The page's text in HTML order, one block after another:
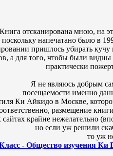
Книга отсканирована мною, на
поскольку напечатано было в
пришлось убирать
а для того, чтобы были
практически
Я не являюсь добрым
посещаемости именно
Ки Айкидо в Москве,
размещение книги
сайтах крайне нежелательно
но если уж решили
то уж
- Общество изучения Ки